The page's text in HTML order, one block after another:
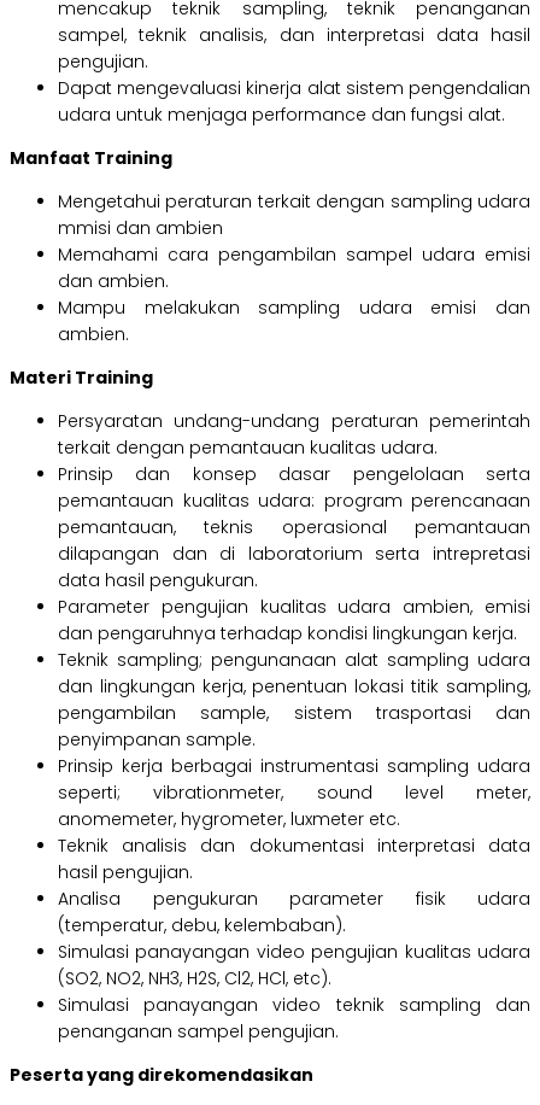
mencakup teknik sampling, teknik penanganan
sampel, teknik analisis, dan interpretasi data hasil
pengujian.
Dapat mengevaluasi kinerja alat sistem pengendalian
udara untuk menjaga performance dan fungsi alat.
Manfaat Training
Mengetahui peraturan terkait dengan sampling udara
mmisi dan ambien
Memahami cara pengambilan sampel udara emisi
dan ambien.
Mampu melakukan sampling udara emisi dan
ambien.
Materi Training
Persyaratan undang-undang peraturan pemerintah
terkait dengan pemantauan kualitas udara.
Prinsip dan konsep dasar pengelolaan serta
pemantauan kualitas udara: program perencanaan
pemantauan, teknis operasional pemantauan
dilapangan dan di laboratorium serta intrepretasi
data hasil pengukuran.
Parameter pengujian kualitas udara ambien, emisi
dan pengaruhnya terhadap kondisi lingkungan kerja.
Teknik sampling; pengunanaan alat sampling udara
dan lingkungan kerja, penentuan lokasi titik sampling,
pengambilan sample, sistem trasportasi dan
penyimpanan sample.
Prinsip kerja berbagai instrumentasi sampling udara
seperti; vibrationmeter, sound level meter,
anomemeter, hygrometer, luxmeter etc.
Teknik analisis dan dokumentasi interpretasi data
hasil pengujian.
Analisa pengukuran parameter fisik udara
(temperatur, debu, kelembaban).
Simulasi panayangan video pengujian kualitas udara
(SO2, NO2, NH3, H2S, Cl2, HCl, etc).
Simulasi panayangan video teknik sampling dan
penanganan sampel pengujian.
Peserta yang direkomendasikan